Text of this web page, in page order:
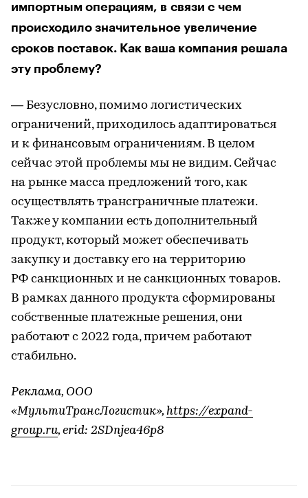
импортным операциям, в связи с чем
происходило значительное увеличение
сроков поставок. Как ваша компания решала
эту проблему?
— Безусловно, помимо логистических
ограничений, приходилось адаптироваться
и к финансовым ограничениям. В целом
сейчас этой проблемы мы не видим. Сейчас
на рынке масса предложений того, как
осуществлять трансграничные платежи.
Также у компании есть дополнительный
продукт, который может обеспечивать
закупку и доставку его на территорию
РФ санкционных и не санкционных товаров.
В рамках данного продукта сформированы
собственные платежные решения, они
работают с 2022 года, причем работают
стабильно.
Реклама, ООО
«МультиТрансЛогистик», https://expand-
group.ru, erid: 2SDnjea46p8